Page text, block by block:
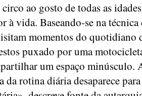
ao gosto de todas as
à vida. Baseando-se na técnica
momentos do quotidiano
puxado por uma
um espaço minúsculo.
rotina diária desaparece